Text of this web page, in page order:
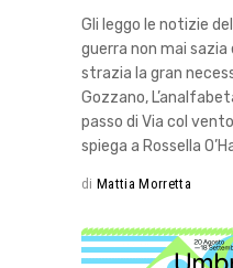
Gli leggo le notizie
guerra non mai sazia
strazia la gran
Gozzano,
passo di Via col
spiega a Rossella
di Mattia Morretta